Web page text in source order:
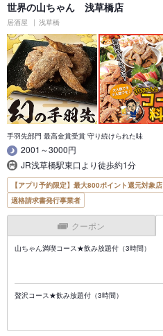
世界の山ちゃん 浅草橋店
居酒屋 浅草橋
手羽先部門 最高金賞受賞 守り続けられた味
2001～3000円
JR浅草橋駅東口より徒歩約1分
【アプリ予約限定】最大800ポイント還元対象店
適格請求書発行事業者
クーポン
山ちゃん満喫コース★飲み放題付（3時間）
贅沢コース★飲み放題付（3時間）